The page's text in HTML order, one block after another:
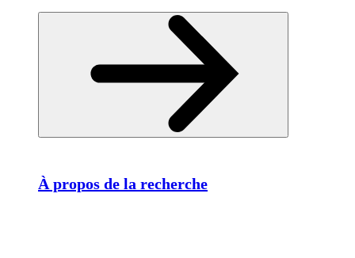
À propos de la recherche